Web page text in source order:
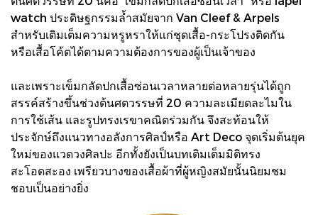
watch ประดิษฐกรรมล้ำสมัยจาก Van Cleef & Arpels
สำหรับเติมเต็มความหรูหราให้แก่ชุดเสื้อ-กระโปรงติดกัน
หรือเสื้อโค้ตได้ตามความต้องการของผู้เป็นเจ้าของ
และเพราะเข็มกลัดปกเสื้อซ่อนเวลาหลายต่อหลายรุ่นได้ถูก
สรรค์สร้างขึ้นช่วงต้นศตวรรษที่ 20 ความละเมียดละไมใน
การใช้เส้น และรูปทรงเรขาคณิตร่วมกัน จึงสะท้อนให้
ประจักษ์ถึงแนวทางอลังการศิลป์หรือ Art Deco จุดเริ่มต้นยุค
ใหม่ของแวดวงศิลปะ อีกทั้งยังเป็นบทเติมเต็มมิติทรง
สะโอดสะอง เพรียวบางของเสื้อผ้าที่ผู้หญิงสมัยนั้นนิยมชม
ชอบเป็นอย่างยิ่ง